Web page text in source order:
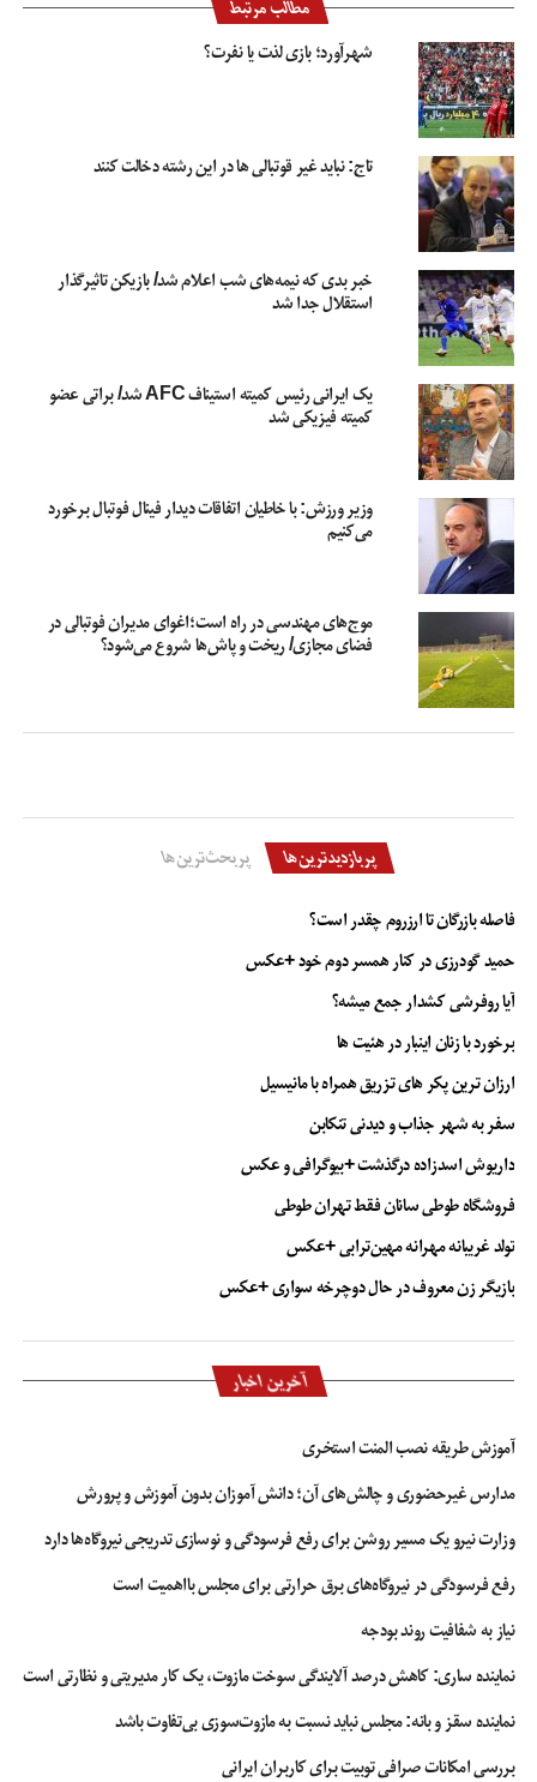
مطالب مرتبط
شهرآورد؛ بازی لذت یا نفرت؟
تاج: نباید غیر قوتبالی ها در این رشته دخالت کنند
خبر بدی که نیمه‌های شب اعلام شد/ بازیکن تاثیرگذار
استقلال جدا شد
یک ایرانی رئیس کمیته استیناف AFC شد/ براتی عضو
کمیته فیزیکی شد
وزیر ورزش: با خاطیان اتفاقات دیدار فینال فوتبال برخورد
می‌کنیم
موج‌های مهندسی در راه است؛اغوای مدیران فوتبالی در
فضای مجازی/ ریخت و پاش‌ها شروع می‌شود؟
پربازدیدترین‌ها پربحث‌ترین‌ها
فاصله بازرگان تا ارزروم چقدر است؟
حمید گودرزی در کنار همسر دوم خود +عکس
آیا روفرشی کشدار جمع میشه؟
برخورد با زنان اینبار در هئیت ها
ارزان ترین پکر های تزریق همراه با مانیسیل
سفر به شهر جذاب و دیدنی تنکابن
داریوش اسدزاده درگذشت +بیوگرافی و عکس
فروشگاه طوطی سانان فقط تهران طوطی
تولد غریبانه مهرانه مهین‌ترابی +عکس
بازیگر زن معروف در حال دوچرخه سواری +عکس
آخرین اخبار
آموزش طریقه نصب المنت استخری
مدارس غیرحضوری و چالش‌های آن؛ دانش آموزان بدون آموزش و پرورش
وزارت نیرو یک مسیر روشن برای رفع فرسودگی و نوسازی تدریجی نیروگاه‌ها دارد
رفع فرسودگی در نیروگاه‌های برق حرارتی برای مجلس بااهمیت است
نیاز به شفافیت روند بودجه
نماینده ساری: کاهش درصد آلایندگی سوخت مازوت، یک کار مدیریتی و نظارتی است
نماینده سقز و بانه: مجلس نباید نسبت به مازوت‌سوزی بی‌تفاوت باشد
بررسی امکانات صرافی توبیت برای کاربران ایرانی